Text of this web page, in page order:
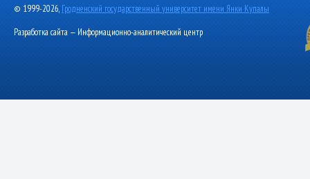
© 1999-2026, Гродненский государственный университет имени Янки Купалы
Разработка сайта — Информационно-аналитический центр